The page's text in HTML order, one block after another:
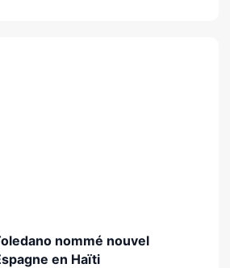
nommé nouvel
en Haïti